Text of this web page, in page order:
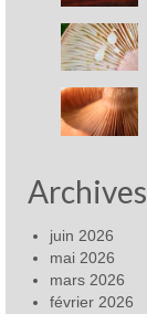
Archives
juin 2026
mai 2026
mars 2026
février 2026